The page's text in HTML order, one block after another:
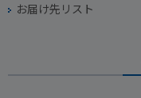
お届け先リスト